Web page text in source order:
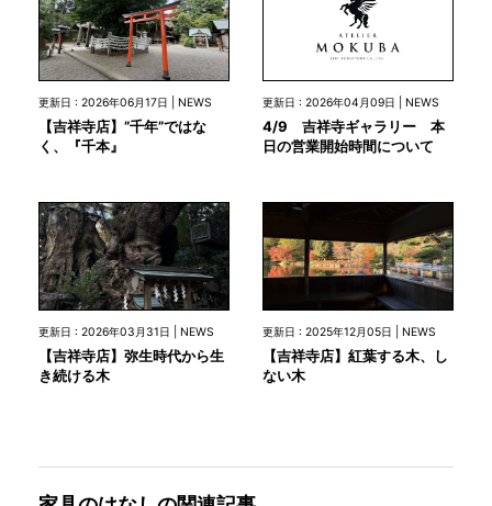
更新日 : 2026年06月17日 | NEWS
【吉祥寺店】”千年”ではな
く、『千本』
更新日 : 2026年04月09日 | NEWS
4/9 吉祥寺ギャラリー 本
日の営業開始時間について
更新日 : 2026年03月31日 | NEWS
【吉祥寺店】弥生時代から生
き続ける木
更新日 : 2025年12月05日 | NEWS
【吉祥寺店】紅葉する木、し
ない木